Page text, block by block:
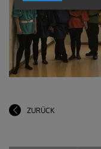
ZURÜCK